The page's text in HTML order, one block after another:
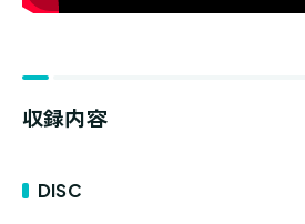
収録内容
DISC